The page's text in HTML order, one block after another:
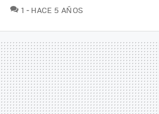
1 COMENTARIOS
HACE 5 AÑOS